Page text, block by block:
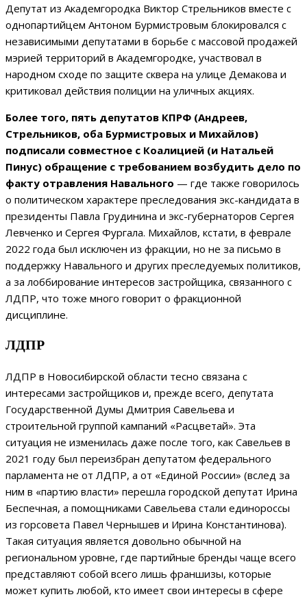
Депутат из Академгородка Виктор Стрельников вместе с
однопартийцем Антоном Бурмистровым блокировался с
независимыми депутатами в борьбе с массовой продажей
мэрией территорий в Академгородке, участвовал в
народном сходе по защите сквера на улице Демакова и
критиковал действия полиции на уличных акциях.
Более того, пять депутатов КПРФ (Андреев,
Стрельников, оба Бурмистровых и Михайлов)
подписали совместное с Коалицией (и Натальей
Пинус) обращение с требованием возбудить дело по
факту отравления Навального — где также говорилось
о политическом характере преследования экс-кандидата в
президенты Павла Грудинина и экс-губернаторов Сергея
Левченко и Сергея Фургала. Михайлов, кстати, в феврале
2022 года был исключен из фракции, но не за письмо в
поддержку Навального и других преследуемых политиков,
а за лоббирование интересов застройщика, связанного с
ЛДПР, что тоже много говорит о фракционной
дисциплине.
ЛДПР
ЛДПР в Новосибирской области тесно связана с
интересами застройщиков и, прежде всего, депутата
Государственной Думы Дмитрия Савельева и
строительной группой кампаний «Расцветай». Эта
ситуация не изменилась даже после того, как Савельев в
2021 году был переизбран депутатом федерального
парламента не от ЛДПР, а от «Единой России» (вслед за
ним в «партию власти» перешла городской депутат Ирина
Беспечная, а помощниками Савельева стали единороссы
из горсовета Павел Чернышев и Ирина Константинова).
Такая ситуация является довольно обычной на
региональном уровне, где партийные бренды чаще всего
представляют собой всего лишь франшизы, которые
может купить любой, кто имеет свои интересы в сфере